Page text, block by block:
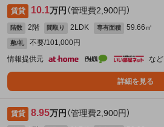
賃貸 10.1万円 （管理費2,900円）
階数 2階 間取り 2LDK 専有面積 59.66㎡
敷/礼
不要/101,000円
情報提供元
など
詳細を見る
賃貸 8.95万円 （管理費2,900円）